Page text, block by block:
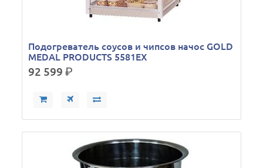
Подогреватель соусов и чипсов начос GOLD
MEDAL PRODUCTS 5581EX
92 599р.